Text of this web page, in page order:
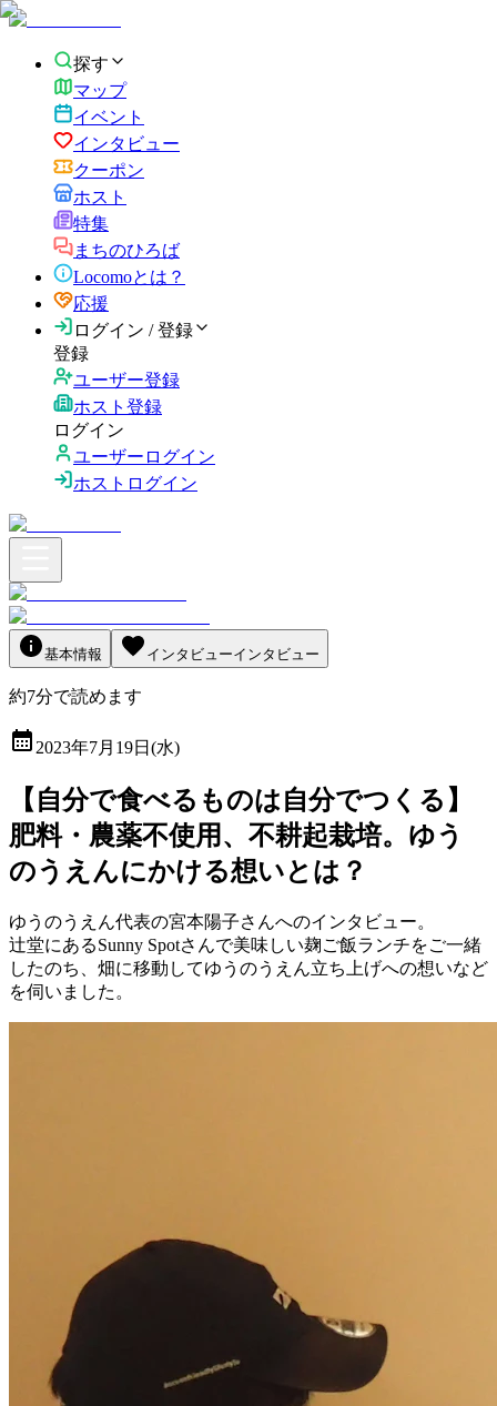
探す
マップ
イベント
インタビュー
クーポン
ホスト
特集
まちのひろば
Locomoとは？
応援
ログイン / 登録
登録
ユーザー登録
ホスト登録
ログイン
ユーザーログイン
ホストログイン
基本情報 インタビューインタビュー
約7分で読めます
2023年7月19日(水)
【自分で食べるものは自分でつくる】
肥料・農薬不使用、不耕起栽培。ゆう
のうえんにかける想いとは？
ゆうのうえん代表の宮本陽子さんへのインタビュー。
辻堂にあるSunny Spotさんで美味しい麹ご飯ランチをご一緒
したのち、畑に移動してゆうのうえん立ち上げへの想いなど
を伺いました。